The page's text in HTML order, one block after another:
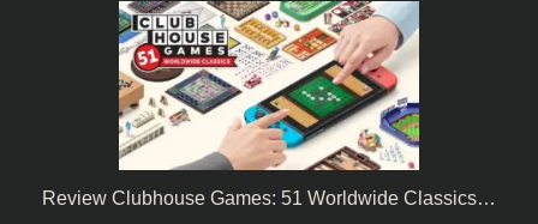
Review Clubhouse Games: 51 Worldwide Classics…